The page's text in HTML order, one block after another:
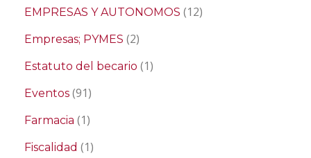
EMPRESAS Y AUTONOMOS (12)
Empresas; PYMES (2)
Estatuto del becario (1)
Eventos (91)
Farmacia (1)
Fiscalidad (1)